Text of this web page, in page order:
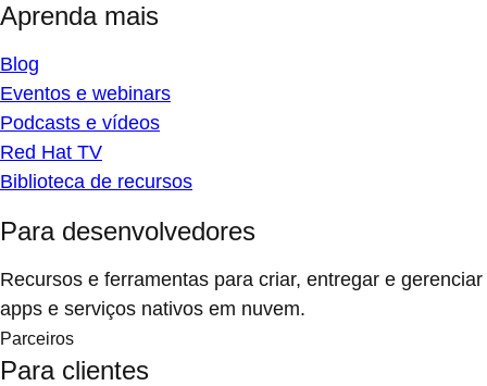
Aprenda mais
Blog
Eventos e webinars
Podcasts e vídeos
Red Hat TV
Biblioteca de recursos
Para desenvolvedores
Recursos e ferramentas para criar, entregar e gerenciar
apps e serviços nativos em nuvem.
Parceiros
Para clientes